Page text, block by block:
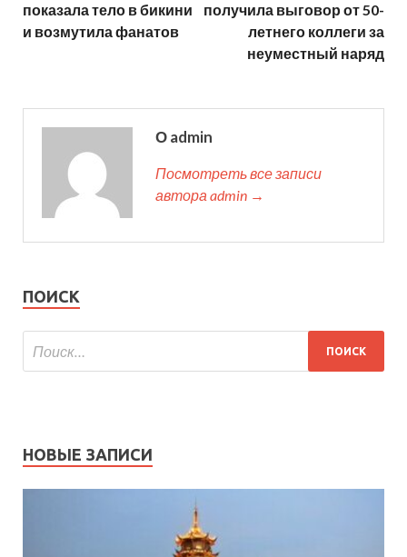
показала тело в бикини
и возмутила фанатов
получила выговор от 50-
летнего коллеги за
неуместный наряд
О admin
Посмотреть все записи
автора admin →
ПОИСК
НОВЫЕ ЗАПИСИ